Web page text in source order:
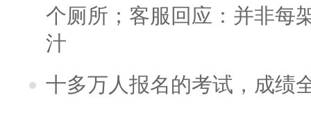
个厕所；客服回应：并非每
汁
十多万人报名的考试，成绩